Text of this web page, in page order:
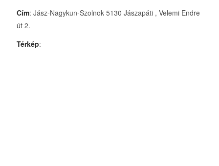
Cím: Jász-Nagykun-Szolnok 5130 Jászapáti , Velemi Endre
út 2.
Térkép: